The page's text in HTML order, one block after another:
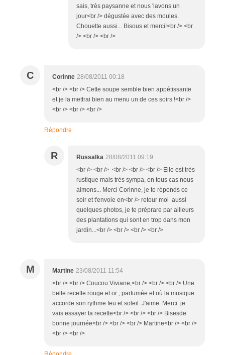
sais, très paysanne et nous 'lavons un
jour<br /> dégustée avec des moules.
Chouette aussi... Bisous et merci!<br /> <br
/> <br /> <br />
C Corinne 28/08/2011 00:18
<br /> <br /> Cette soupe semble bien appétissante
et je la mettrai bien au menu un de ces soirs !<br />
<br /> <br /> <br />
Répondre
R Russalka 28/08/2011 09:19
<br /> <br /> <br /> <br /> <br /> Elle est très
rustique mais très sympa, en tous cas nous
aimons... Merci Corinne, je te réponds ce
soir et t'envoie en<br /> retour moi aussi
quelques photos, je te préprare par ailleurs
des plantations qui sont en trop dans mon
jardin...<br /> <br /> <br /> <br />
M Martine 23/08/2011 11:54
<br /> <br /> Coucou Viviane,<br /> <br /> <br /> Une
belle recette rouge et or , parfumée et où la musique
accorde son rythme feu et soleil. J'aime. Merci. je
vais essayer ta recette<br /> <br /> <br /> Bisesde
bonne journée<br /> <br /> <br /> Martine<br /> <br />
<br /> <br />